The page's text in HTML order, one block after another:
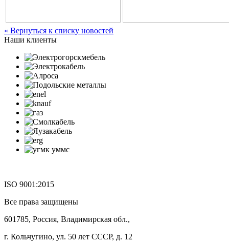
« Вернуться к списку новостей
Наши клиенты
ISO 9001:2015
Все права защищены
601785, Россия, Владимирская обл.,
г. Кольчугино, ул. 50 лет СССР, д. 12